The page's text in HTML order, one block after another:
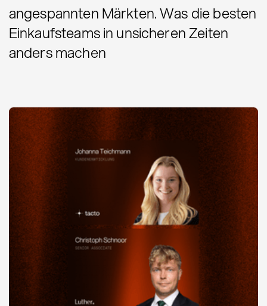
angespannten Märkten. Was die besten
Einkaufsteams in unsicheren Zeiten
anders machen